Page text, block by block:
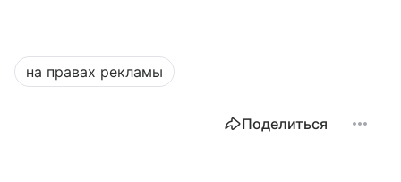
на правах рекламы
Поделиться